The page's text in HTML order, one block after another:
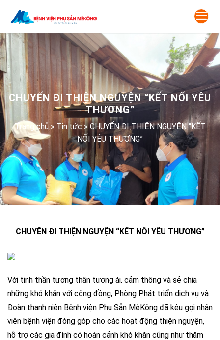
CHUYẾN ĐI THIỆN NGUYỆN “KẾT NỐI YÊU
THƯƠNG”
Trang chủ» Tin tức»CHUYẾN ĐI THIỆN NGUYỆN “KẾT
NỐI YÊU THƯƠNG”
CHUYẾN ĐI THIỆN NGUYỆN “KẾT NỐI YÊU THƯƠNG”
Với tinh thần tương thân tương ái, cảm thông và sẻ chia
những khó khăn với cộng đồng, Phòng Phát triển dịch vụ và
Đoàn thanh niên Bệnh viện Phụ Sản MêKông đã kêu gọi nhân
viên bệnh viện đóng góp cho các hoạt động thiện nguyện,
hỗ trợ các gia đình có hoàn cảnh khó khăn cũng như thăm